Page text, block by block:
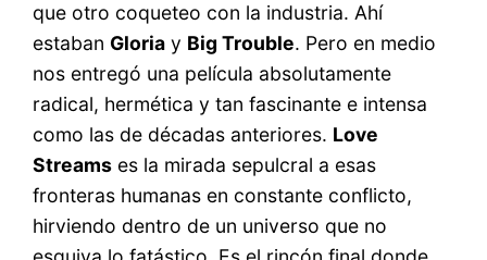
que otro coqueteo con la industria. Ahí
estaban Gloria y Big Trouble. Pero en medio
nos entregó una película absolutamente
radical, hermética y tan fascinante e intensa
como las de décadas anteriores. Love
Streams es la mirada sepulcral a esas
fronteras humanas en constante conflicto,
hirviendo dentro de un universo que no